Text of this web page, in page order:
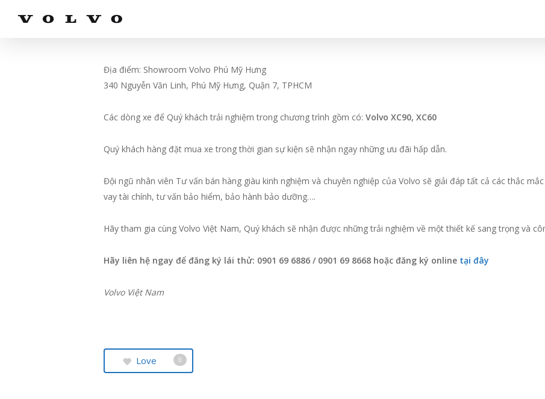
Địa điểm: Showroom Volvo Phú Mỹ Hưng
340 Nguyễn Văn Linh, Phú Mỹ Hưng, Quận 7, TPHCM
Các dòng xe để Quý khách trải nghiệm trong chương trình gồm có: Volvo XC90, XC60
Quý khách hàng đặt mua xe trong thời gian sự kiện sẽ nhận ngay những ưu đãi hấp dẫn.
Đội ngũ nhân viên Tư vấn bán hàng giàu kinh nghiệm và chuyên nghiệp của Volvo sẽ giải đáp tất cả các thắc
vay tài chính, tư vấn bảo hiểm, bảo hành bảo dưỡng….
Hãy tham gia cùng Volvo Việt Nam, Quý khách sẽ nhận được những trải nghiệm về một thiết kế sang trọng và
Hãy liên hệ ngay để đăng ký lái thử: 0901 69 6886 / 0901 69 8668 hoặc đăng ký online tại đây
Volvo Việt Nam
Love 0